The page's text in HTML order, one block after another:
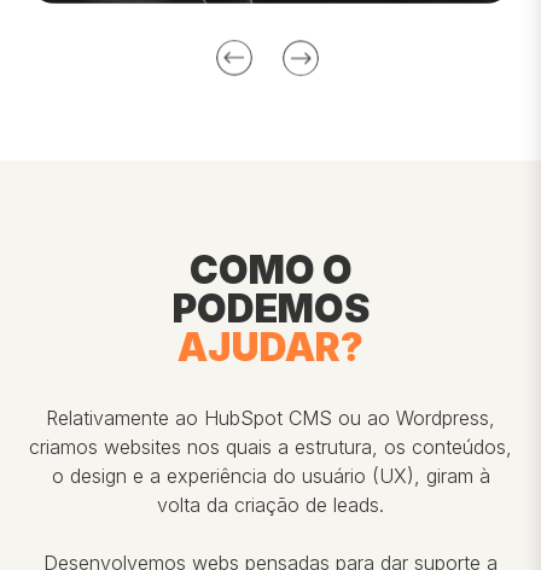
COMO O
PODEMOS
AJUDAR?
Relativamente ao HubSpot CMS ou ao Wordpress,
criamos websites nos quais a estrutura, os conteúdos,
o design e a experiência do usuário (UX), giram à
volta da criação de leads.
Desenvolvemos webs pensadas para dar suporte a